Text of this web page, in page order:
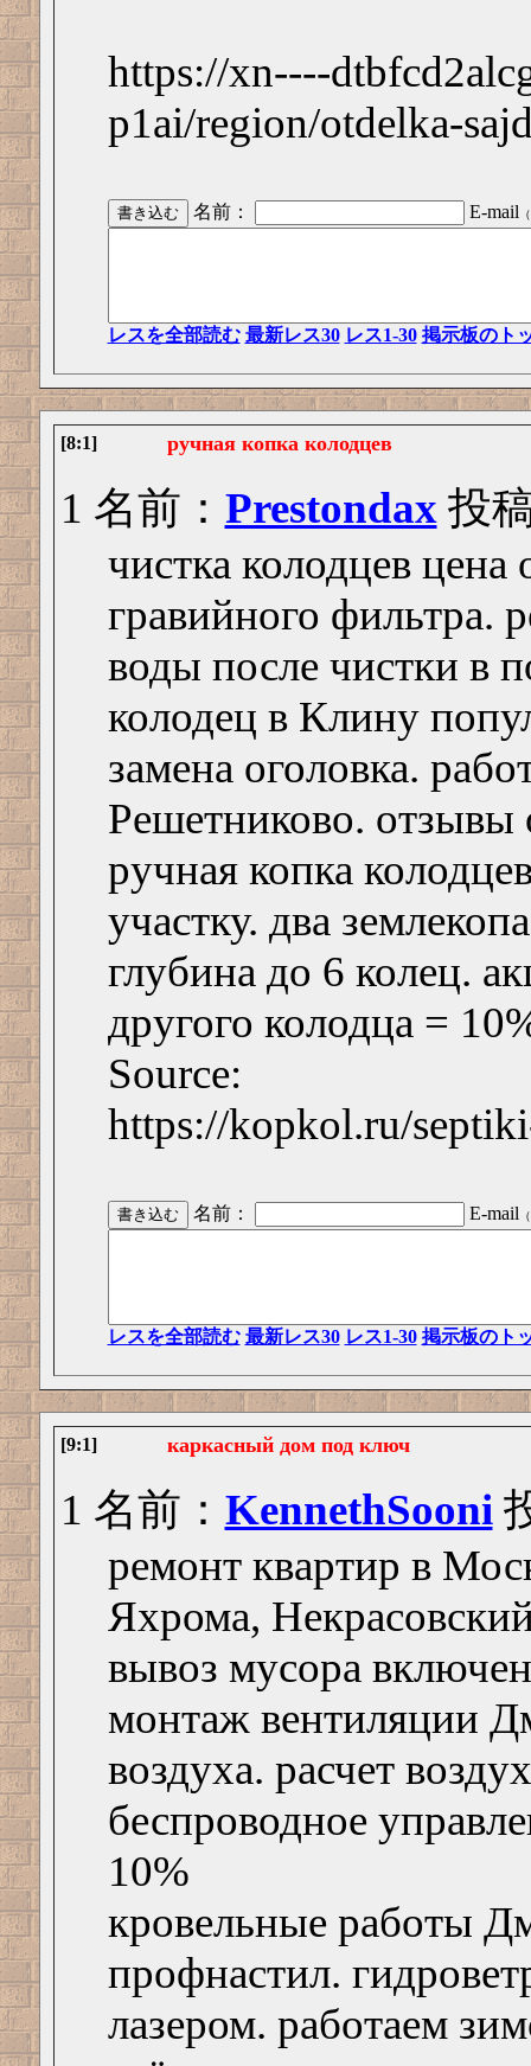
https://xn----
p1ai/region/otdelka-
名前： E-mail
レスを全部読む 最新レス30 レス1-30 掲示板のト
[8:1] ручная копка колодцев
1 名前： Prestondax 投
чистка колодцев цена
гравийного фильтра.
воды после чистки в
колодец в Клину
замена оголовка.
Решетниково. отзывы
ручная копка
участку. два
глубина до 6 колец.
другого колодца =
Source:
https://kopkol.ru/
名前： E-mail
レスを全部読む 最新レス30 レス1-30 掲示板のト
[9:1] каркасный дом под ключ
1 名前： KennethSooni
ремонт квартир в
Яхрома,
вывоз мусора
монтаж вентиляции
воздуха. расчет
беспроводное
10%
кровельные работы
профнастил.
лазером. работаем